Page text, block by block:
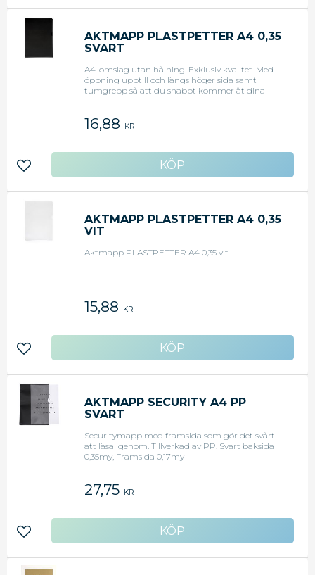
AKTMAPP PLASTPETTER A4 0,35
SVART
A4-omslag utan hålning. Exklusiv kvalitet. Med
öppning upptill och längs höger sida samt
tumgrepp så att du snabbt kommer åt dina
16,88 KR
Lägg till i favoriter
AKTMAPP PLASTPETTER A4 0,35
VIT
Aktmapp PLASTPETTER A4 0,35 vit
15,88 KR
Lägg till i favoriter
AKTMAPP SECURITY A4 PP
SVART
Securitymapp med framsida som gör det svårt
att läsa igenom. Tillverkad av PP. Svart baksida
0,35my, Framsida 0,17my
27,75 KR
Lägg till i favoriter